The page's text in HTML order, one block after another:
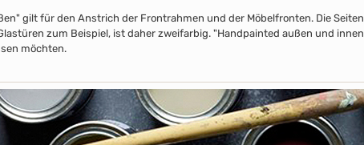
gilt für den Anstrich der Frontrahmen und der Möbelfronten. Die
zum Beispiel, ist daher zweifarbig. "Handpainted außen und
möchten.